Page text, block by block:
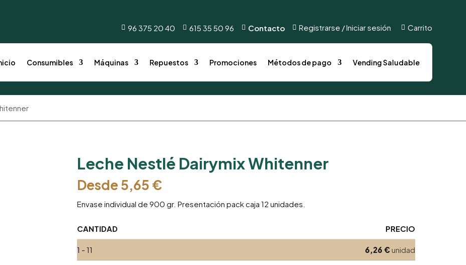
 96 375 20 40  615 35 50 96  Contacto  Registrarse / Iniciar sesión  Carrito
Consumibles Máquinas Repuestos Promociones Métodos de pago Vending Saludable
Leche Nestlé Dairymix Whitenner
Desde 5,65 €
Envase individual de 900 gr. Presentación pack caja 12 unidades.
CANTIDAD PRECIO
1 - 11 6,26€unidad